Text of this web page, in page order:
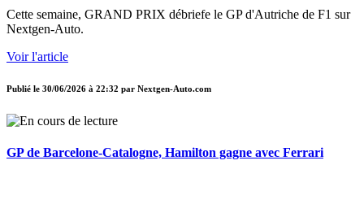
Cette semaine, GRAND PRIX débriefe le GP d'Autriche de F1 sur
Nextgen-Auto.
Voir l'article
Publié le 30/06/2026 à 22:32 par Nextgen-Auto.com
GP de Barcelone-Catalogne, Hamilton gagne avec Ferrari